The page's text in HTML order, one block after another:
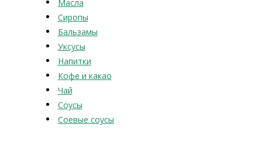
Масла
Сиропы
Бальзамы
Уксусы
Напитки
Кофе и какао
Чай
Соусы
Соевые соусы